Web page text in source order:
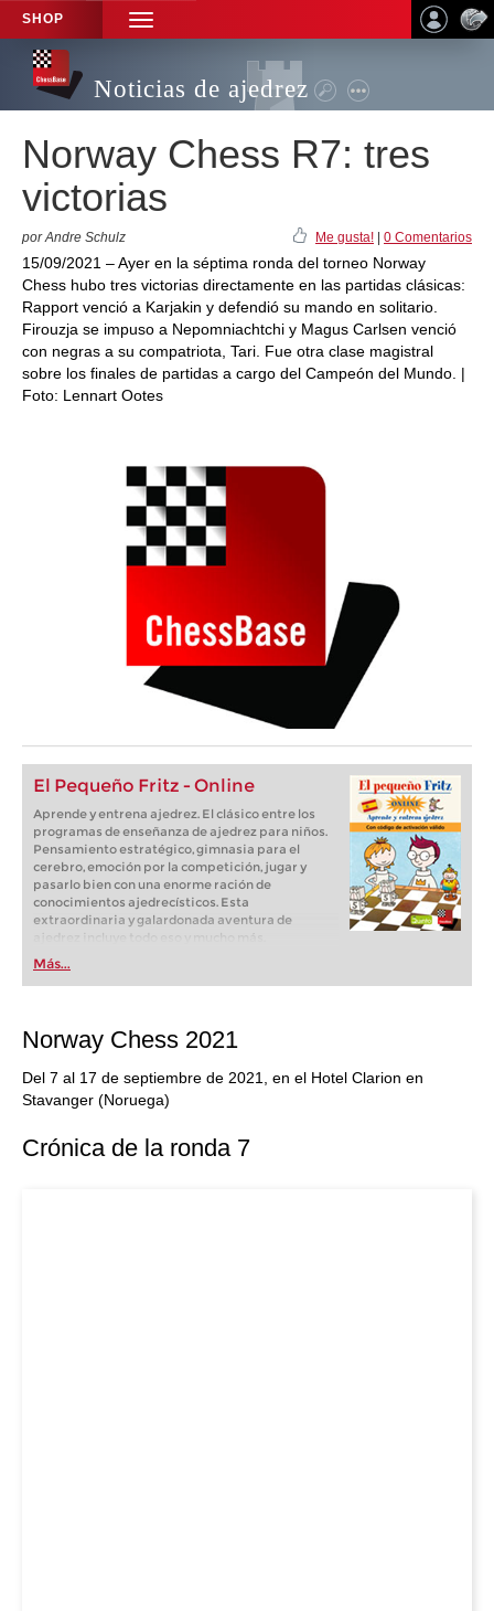
SHOP
TOGGLE
NAVIGATION
Noticias de ajedrez
Norway Chess R7: tres
victorias
por Andre Schulz Me gusta! 0 Comentarios
15/09/2021 – Ayer en la séptima ronda del torneo Norway
Chess hubo tres victorias directamente en las partidas clásicas:
Rapport venció a Karjakin y defendió su mando en solitario.
Firouzja se impuso a Nepomniachtchi y Magus Carlsen venció
con negras a su compatriota, Tari. Fue otra clase magistral
sobre los finales de partidas a cargo del Campeón del Mundo. |
Foto: Lennart Ootes
El Pequeño Fritz - Online
Aprende y entrena ajedrez. El clásico entre los
programas de enseñanza de ajedrez para niños.
Pensamiento estratégico, gimnasia para el
cerebro, emoción por la competición, jugar y
pasarlo bien con una enorme ración de
conocimientos ajedrecísticos. Esta
extraordinaria y galardonada aventura de
Más...
Norway Chess 2021
Del 7 al 17 de septiembre de 2021, en el Hotel Clarion en
Stavanger (Noruega)
Crónica de la ronda 7